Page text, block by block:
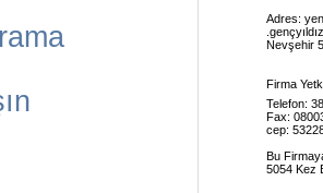
Adres:
Nevşehir
Firma
Telefon:
Fax:
cep:
Bu
5054 Kez